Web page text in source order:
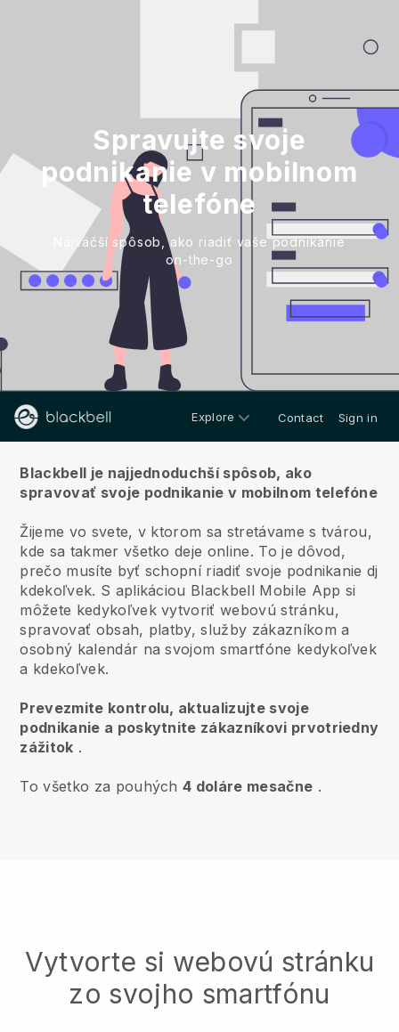
Spravujte svoje
podnikanie v mobilnom
telefóne
Najväčší spôsob, ako riadiť vaše podnikanie
on-the-go
Explore Contact Sign in
Blackbell je najjednoduchší spôsob, ako
spravovať svoje podnikanie v mobilnom telefóne
Žijeme vo svete, v ktorom sa stretávame s tvárou,
kde sa takmer všetko deje online. To je dôvod,
prečo musíte byť schopní riadiť svoje podnikanie dj
kdekoľvek. S aplikáciou Blackbell Mobile App si
môžete kedykoľvek vytvoriť webovú stránku,
spravovať obsah, platby, služby zákazníkom a
osobný kalendár na svojom smartfóne kedykoľvek
a kdekoľvek.
Prevezmite kontrolu, aktualizujte svoje
podnikanie a poskytnite zákazníkovi prvotriedny
zážitok .
To všetko za pouhých4 doláre mesačne .
Vytvorte si webovú stránku
zo svojho smartfónu